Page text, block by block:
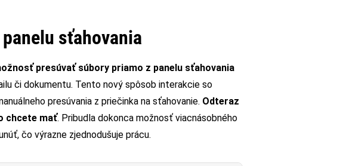
sťahovania
presúvať súbory priamo z panelu sťahovania
či dokumentu. Tento nový spôsob interakcie so
presúvania z priečinka na sťahovanie. Odteraz
chcete mať. Pribudla dokonca možnosť viacnásobného
čo výrazne zjednodušuje prácu.